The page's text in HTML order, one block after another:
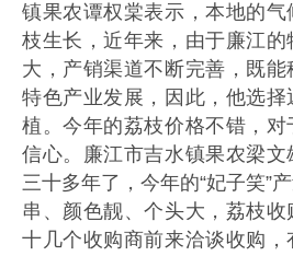
镇果农谭权棠表示，本地的
枝生长，近年来，由于廉江
大，产销渠道不断完善，既
特色产业发展，因此，他选
植。今年的荔枝价格不错，
信心。廉江市吉水镇果农梁
三十多年了，今年的“妃子笑”
串、颜色靓、个头大，荔枝
十几个收购商前来洽谈收购